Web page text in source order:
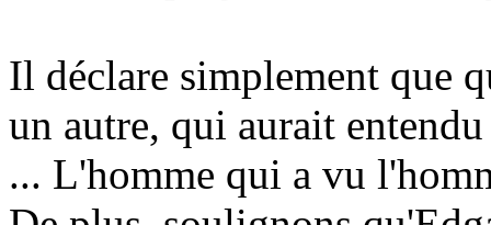
Il déclare simplement que
un autre, qui aurait
... L'homme qui a vu